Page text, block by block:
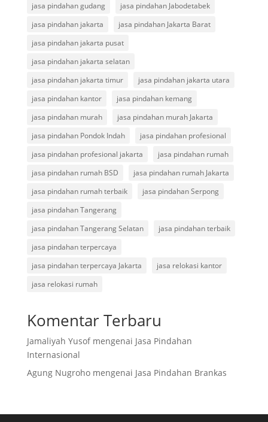
jasa pindahan gudang
jasa pindahan Jabodetabek
jasa pindahan jakarta
jasa pindahan Jakarta Barat
jasa pindahan jakarta pusat
jasa pindahan jakarta selatan
jasa pindahan jakarta timur
jasa pindahan jakarta utara
jasa pindahan kantor
jasa pindahan kemang
jasa pindahan murah
jasa pindahan murah Jakarta
jasa pindahan Pondok Indah
jasa pindahan profesional
jasa pindahan profesional jakarta
jasa pindahan rumah
jasa pindahan rumah BSD
jasa pindahan rumah Jakarta
jasa pindahan rumah terbaik
jasa pindahan Serpong
jasa pindahan Tangerang
jasa pindahan Tangerang Selatan
jasa pindahan terbaik
jasa pindahan terpercaya
jasa pindahan terpercaya Jakarta
jasa relokasi kantor
jasa relokasi rumah
Komentar Terbaru
Jamaliyah Yusofmengenai Jasa Pindahan
Internasional
Agung Nugrohomengenai Jasa Pindahan Brankas